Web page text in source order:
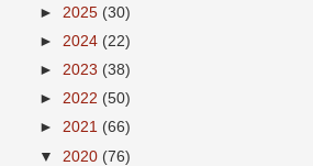
► 2025 (30)
► 2024 (22)
► 2023 (38)
► 2022 (50)
► 2021 (66)
▼ 2020 (76)